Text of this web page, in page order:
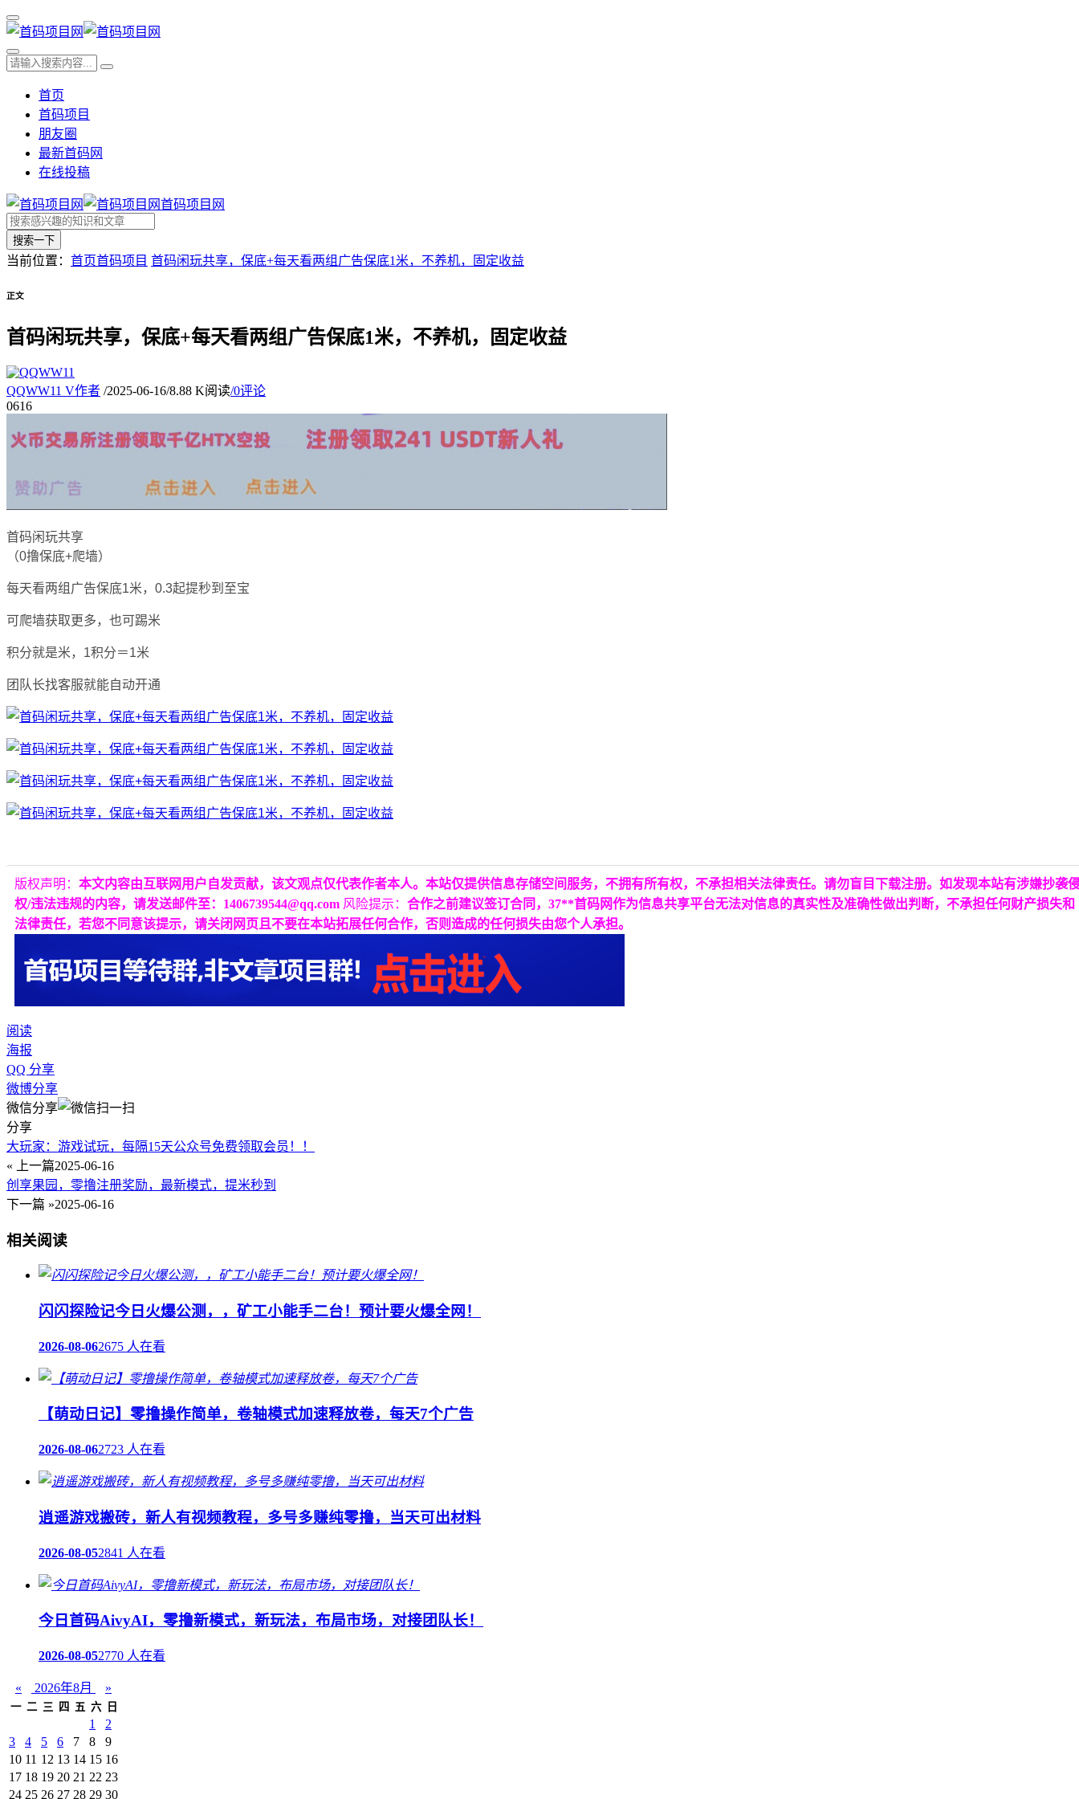
首页
首码项目
朋友圈
最新首码网
在线投稿
首码项目网
搜索一下
当前位置： 首页首码项目 首码闲玩共享，保底+每天看两组广告保底1米，不养机，固定收益
正文
首码闲玩共享，保底+每天看两组广告保底1米，不养机，固定收益
QQWW11 V作者 /2025-06-16/8.88 K阅读/0评论
0616
首码闲玩共享
（0撸保底+爬墙）
每天看两组广告保底1米，0.3起提秒到至宝
可爬墙获取更多，也可踢米
积分就是米，1积分＝1米
团队长找客服就能自动开通
版权声明： 本文内容由互联网用户自发贡献，该文观点仅代表作者本人。本站仅提供信息存储空间服务，不拥有所有权，不承担相关法律责任。请勿盲目下载注册。如发现本站有涉嫌抄袭
权/违法违规的内容，请发送邮件至：1406739544@qq.com 风险提示： 合作之前建议签订合同，37**首码网作为信息共享平台无法对信息的真实性及准确性做出判断，不承担任何财产损失和
法律责任，若您不同意该提示，请关闭网页且不要在本站拓展任何合作，否则造成的任何损失由您个人承担。
阅读
海报
QQ 分享
微博分享
微信分享
分享
大玩家：游戏试玩，每隔15天公众号免费领取会员！！
« 上一篇2025-06-16
创享果园，零撸注册奖励，最新模式，提米秒到
下一篇 »2025-06-16
相关阅读
闪闪探险记今日火爆公测，，矿工小能手二台！预计要火爆全网！
2026-08-062675 人在看
【萌动日记】零撸操作简单，卷轴模式加速释放卷，每天7个广告
2026-08-062723 人在看
逍遥游戏搬砖，新人有视频教程，多号多赚纯零撸，当天可出材料
2026-08-052841 人在看
今日首码AivyAI，零撸新模式，新玩法，布局市场，对接团队长！
2026-08-052770 人在看
« 2026年8月 »
一 二 三 四 五 六 日
1
2
3
4 5 6 7 8
9
10 11 12 13 14 15 16
17 18 19 20 21 22 23
24 25 26 27 28 29 30